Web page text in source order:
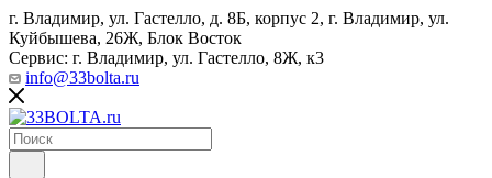
г. Владимир, ул. Гастелло, д. 8Б, корпус 2, г. Владимир, ул. ​
Куйбышева, 26Ж, Блок Восток
Сервис: г. Владимир, ул. Гастелло, 8Ж, к3
info@33bolta.ru